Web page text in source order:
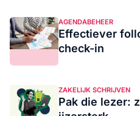
AGENDABEHEER
Effectiever
check-in
ZAKELIJK SCHRIJVEN
Pak die lezer: